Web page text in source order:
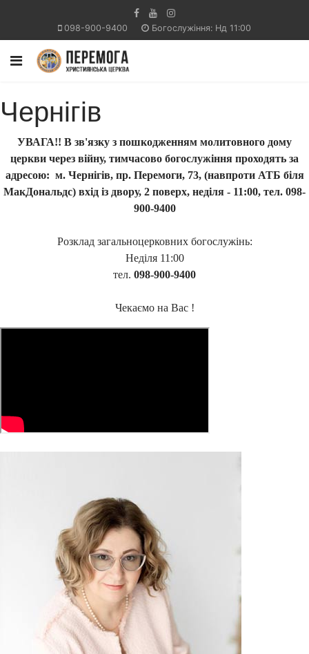
098-900-9400 Богослужіння: Нд 11:00
Чернігів
УВАГА!! В зв'язку з пошкодженням молитовного дому
церкви через війну, тимчасово богослужіння проходять за
адресою: м. Чернігів, пр. Перемоги, 73, (навпроти АТБ біля
МакДональдс) вхід із двору, 2 поверх, неділя - 11:00, тел. 098-
900-9400
Розклад загальноцерковних богослужінь:
Неділя 11:00
тел. 098-900-9400
Чекаємо на Вас !